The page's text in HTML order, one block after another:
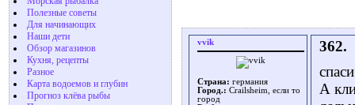
Полезные советы
Для начинающих
Наши дети
Обзор магазинов
Кухня, рецепты
Разное
Карта водоемов и глубин
Прогноз клёва рыбы
vvik
Страна: германия
Город.: Crailsheim, если то
город
362.
А